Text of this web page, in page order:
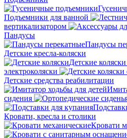
Подъемники для ванной
вертикализатором
Пандусы
Пандусы
Детские кресла-коляски
Детские коляски
электроколяски
Детские средства реабилитации
сидения
Кровати, кресла и столики
Кровати